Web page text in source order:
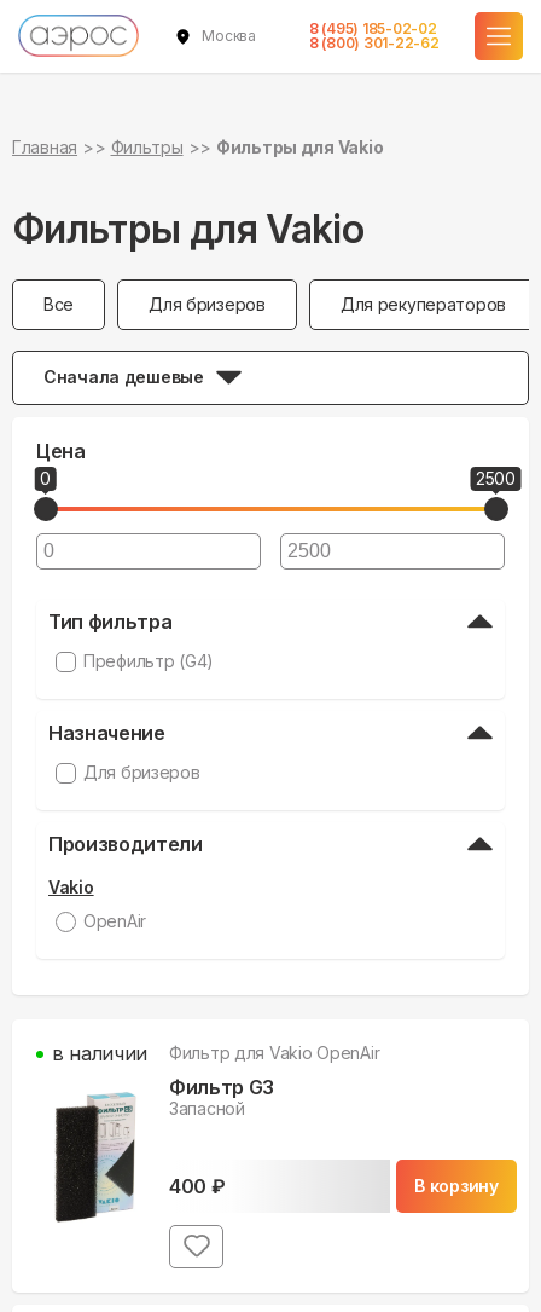
Москва
8 (495) 185-02-02
8 (800) 301-22-62
Главная Фильтры Фильтры для Vakio
Фильтры для Vakio
Все Для бризеров Для рекуператоров
Сначала дешевые
Цена
0 2500
Тип фильтра
Префильтр (G4)
Назначение
Для бризеров
Производители
Vakio
OpenAir
Фильтр для Vakio OpenAir
Фильтр G3
Запасной
400 ₽ В корзину
в наличии